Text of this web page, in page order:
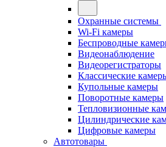
Охранные системы
Wi-Fi камеры
Беспроводные
Видеонаблюдение
Видеорегистраторы
Классические
Купольные камеры
Поворотные камеры
Тепловизионные
Цилиндрические
Цифровые камеры
Автотовары